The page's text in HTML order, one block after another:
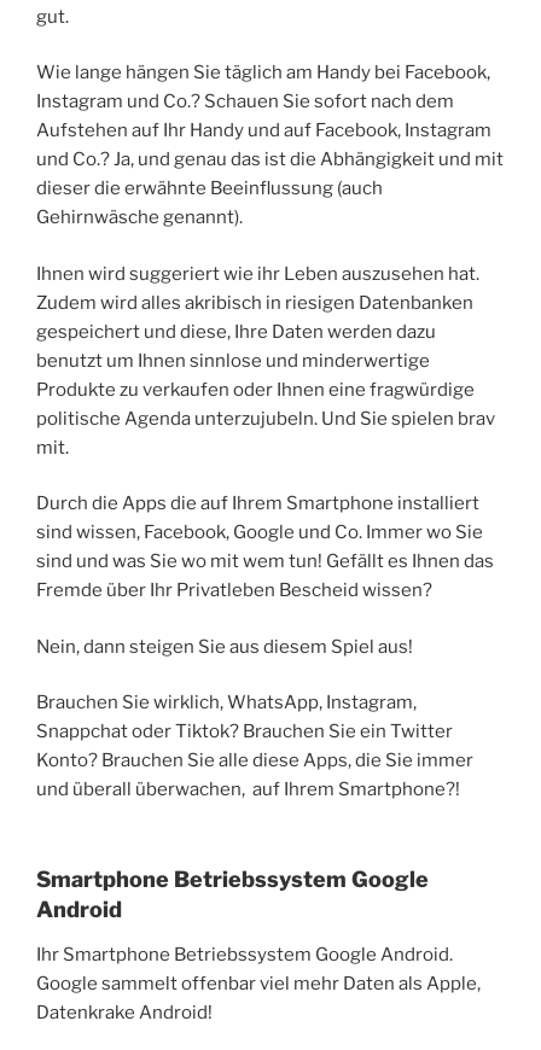
gut.
Wie lange hängen Sie täglich am Handy bei Facebook,
Instagram und Co.? Schauen Sie sofort nach dem
Aufstehen auf Ihr Handy und auf Facebook, Instagram
und Co.? Ja, und genau das ist die Abhängigkeit und mit
dieser die erwähnte Beeinflussung (auch
Gehirnwäsche genannt).
Ihnen wird suggeriert wie ihr Leben auszusehen hat.
Zudem wird alles akribisch in riesigen Datenbanken
gespeichert und diese, Ihre Daten werden dazu
benutzt um Ihnen sinnlose und minderwertige
Produkte zu verkaufen oder Ihnen eine fragwürdige
politische Agenda unterzujubeln. Und Sie spielen brav
mit.
Durch die Apps die auf Ihrem Smartphone installiert
sind wissen, Facebook, Google und Co. Immer wo Sie
sind und was Sie wo mit wem tun! Gefällt es Ihnen das
Fremde über Ihr Privatleben Bescheid wissen?
Nein, dann steigen Sie aus diesem Spiel aus!
Brauchen Sie wirklich, WhatsApp, Instagram,
Snappchat oder Tiktok? Brauchen Sie ein Twitter
Konto? Brauchen Sie alle diese Apps, die Sie immer
und überall überwachen, auf Ihrem Smartphone?!
Smartphone Betriebssystem Google
Android
Ihr Smartphone Betriebssystem Google Android.
Google sammelt offenbar viel mehr Daten als Apple,
Datenkrake Android!